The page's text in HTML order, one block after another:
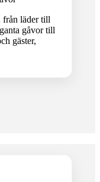
från läder till
gåvor till
gäster,